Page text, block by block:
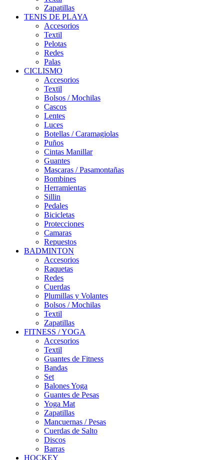
Zapatillas
TENIS DE PLAYA
Accesorios
Textil
Pelotas
Redes
Palas
CICLISMO
Accesorios
Textil
Bolsos / Mochilas
Cascos
Lentes
Luces
Botellas / Caramagiolas
Puños
Cintas Manillar
Guantes
Mascaras / Pasamontañas
Bombines
Herramientas
Sillin
Pedales
Bicicletas
Protecciones
Camaras
Repuestos
BADMINTON
Accesorios
Raquetas
Redes
Cuerdas
Plumillas y Volantes
Bolsos / Mochilas
Textil
Zapatillas
FITNESS / YOGA
Accesorios
Textil
Guantes de Fitness
Bandas
Set
Balones Yoga
Guantes de Pesas
Yoga Mat
Zapatillas
Mancuernas / Pesas
Cuerdas de Salto
Discos
Barras
HOCKEY